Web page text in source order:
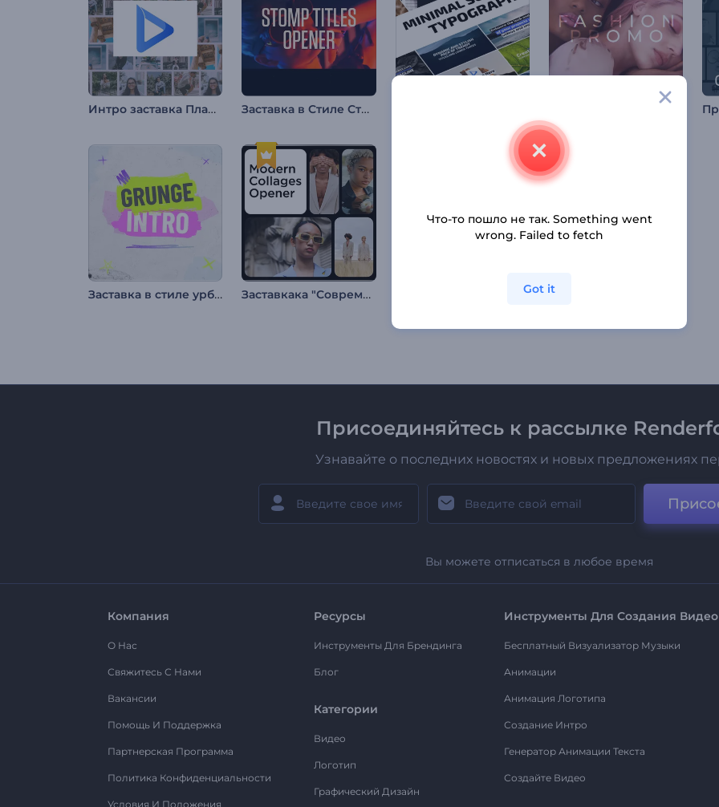
Интро заставка Плавные фоторамки Заставка в Стиле Стомп
Заставка в стиле урбан-гранж Заставкака "Современные коллажи"
Присоединяйтесь к рассылке
Узнавайте о последних новостях и новых предложениях
Вы можете отписаться в любое время
Компания
О Нас
Свяжитесь С Нами
Вакансии
Помощь И Поддержка
Партнерская Программа
Политика Конфиденциальности
Условия И Положения
Ресурсы
Инструменты Для Брендинга
Блог
Категории
Видео
Логотип
Графический Дизайн
Инструменты Для Создания Видео
Бесплатный Визуализатор Музыки
Анимации
Анимация Логотипа
Создание Интро
Генератор Анимации Текста
Создайте Видео
Что-то пошло не так. Something went
wrong. Failed to fetch
Got it